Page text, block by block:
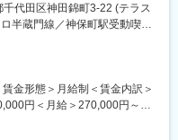
わず、時差出勤制度を取り入
～11:00の間で選択できま
業他社にも働きかけを行い、
主導しています。
サルタントである当社にて、
案件獲得に向けた提案型営業
今後民間の割合も増やしてい
代田区神田錦町3-22 (テラス
半蔵門線／神保町駅受動喫煙
全国事業所のいずれか住所：
禁煙変更の範囲：本文参照
金形態＞月給制＜賃金内訳＞
円＜月給＞270,000円～